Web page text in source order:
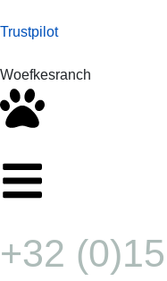
Trustpilot
Woefkesranch
+32